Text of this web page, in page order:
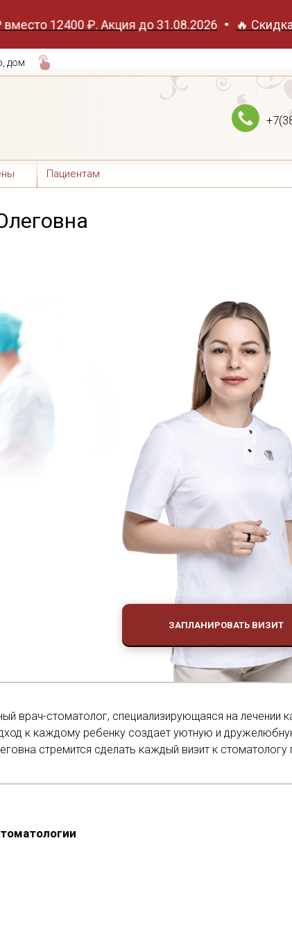
₽. Акция до 31.08.2026 🔥 Скидка 50%
дом
Пациентам
ЗАПЛАНИРОВАТЬ ВИЗИТ
врач-стоматолог, специализирующаяся на лечении
к каждому ребенку создает уютную и
стремится сделать каждый визит к